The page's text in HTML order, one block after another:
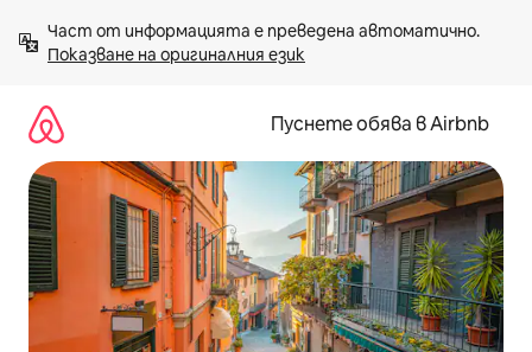
към
съдържанието
Показване на оригиналния език
Пуснете обява в Airbnb